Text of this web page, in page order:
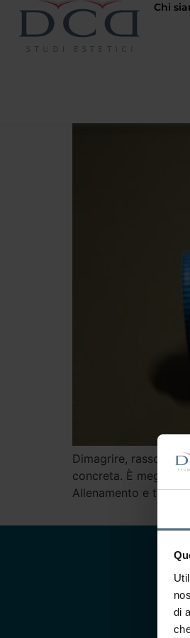
di
Chi
Tag:
Dimagrire,
concreta. È meglio
Allenamento e
Ti